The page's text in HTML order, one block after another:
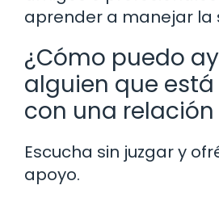
aprender a manejar la
¿Cómo puedo
alguien que
con una
Escucha sin juzgar y
apoyo.